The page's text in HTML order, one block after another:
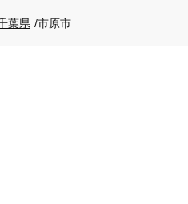
葉県 /市原市